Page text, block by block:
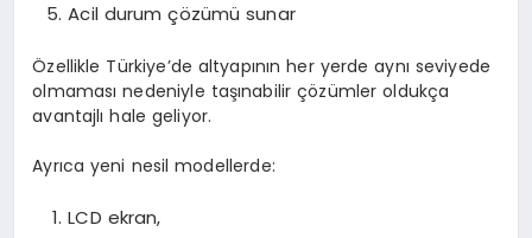
Acil durum çözümü sunar
Özellikle Türkiye’de altyapının her yerde aynı seviyede
olmaması nedeniyle taşınabilir çözümler oldukça
avantajlı hale geliyor.
Ayrıca yeni nesil modellerde:
LCD ekran,